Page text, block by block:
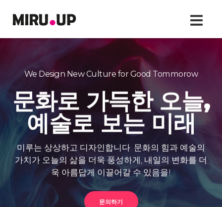
CREATIVE COMMUNITY & MIRU
미래 · 문화 · 예술로
혁신하는 '창의 공동
체’ - 미루
We share the value of culture and art
and realize the creative community.
We Design New Culture for Good Tommorow
문화로 가득한 오늘,
예술로 보는 미래
미루는 상상하고 디자인합니다. 문화의 힘과 예술의
가치가 오늘의 삶을 더욱 풍성하게, 내일의 변화를 더
욱 아름답게 이끌어갈 수 있음을!
문의하기